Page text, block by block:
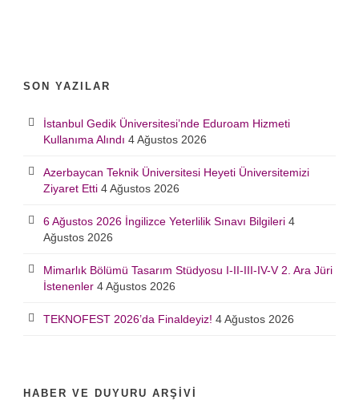
SON YAZILAR
İstanbul Gedik Üniversitesi’nde Eduroam Hizmeti
Kullanıma Alındı 4 Ağustos 2026
Azerbaycan Teknik Üniversitesi Heyeti Üniversitemizi
Ziyaret Etti 4 Ağustos 2026
6 Ağustos 2026 İngilizce Yeterlilik Sınavı Bilgileri 4
Ağustos 2026
Mimarlık Bölümü Tasarım Stüdyosu I-II-III-IV-V 2. Ara Jüri
İstenenler 4 Ağustos 2026
TEKNOFEST 2026’da Finaldeyiz! 4 Ağustos 2026
HABER VE DUYURU ARŞIVI